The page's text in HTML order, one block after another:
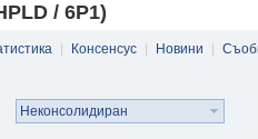
/ 6P1)
Консенсус Новини
Неконсолидиран